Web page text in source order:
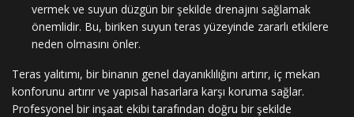
vermek ve suyun düzgün bir şekilde drenajını sağlamak
önemlidir. Bu, biriken suyun teras yüzeyinde zararlı etkilere
neden olmasını önler.
Teras yalıtımı, bir binanın genel dayanıklılığını artırır, iç mekan
konforunu artırır ve yapısal hasarlara karşı koruma sağlar.
Profesyonel bir inşaat ekibi tarafından doğru bir şekilde